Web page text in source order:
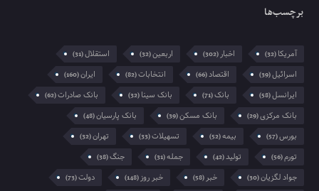
برچسب‌ها
آمریکا(32) اخبار(302) اربعین(32) استقلال(31)
اسرائیل(39) اقتصاد(66) انتخابات(82) ایران(160)
ایرانسل(58) بانک(71) بانک سینا(32) بانک صادرات(62)
بانک مرکزی(29) بانک مسکن(39) بانک پارسیان(48)
بورس(57) بیمه(52) تسهیلات(33) تهران(32)
تورم(56) تولید(42) جمله(31) جنگ(38)
جواد لگزیان(30) خبر(58) خبر روز(148) دولت(73)